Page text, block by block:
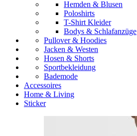
Hemden & Blusen
Poloshirts
T-Shirt Kleider
Bodys & Schlafanzüge
Pullover & Hoodies
Jacken & Westen
Hosen & Shorts
Sportbekleidung
Bademode
Accessoires
Home & Living
Sticker